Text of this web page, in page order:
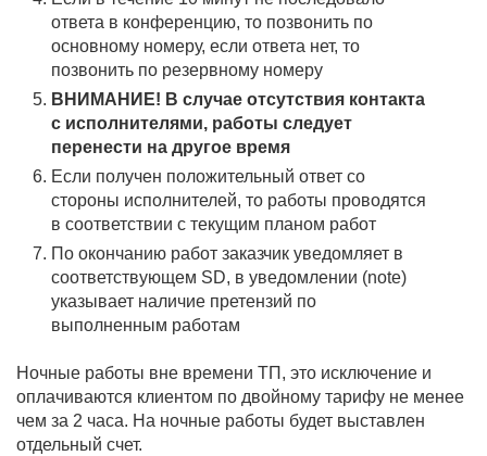
ответа в конференцию, то позвонить по
основному номеру, если ответа нет, то
позвонить по резервному номеру
ВНИМАНИЕ! В случае отсутствия контакта
с исполнителями, работы следует
перенести на другое время
Если получен положительный ответ со
стороны исполнителей, то работы проводятся
в соответствии с текущим планом работ
По окончанию работ заказчик уведомляет в
соответствующем SD, в уведомлении (note)
указывает наличие претензий по
выполненным работам
Ночные работы вне времени ТП, это исключение и
оплачиваются клиентом по двойному тарифу не менее
чем за 2 часа. На ночные работы будет выставлен
отдельный счет.